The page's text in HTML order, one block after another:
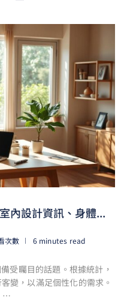
內設計資訊、身體...
次數 6 minutes read
受矚目的話題。根據統計，
變，以滿足個性化的需求。
…